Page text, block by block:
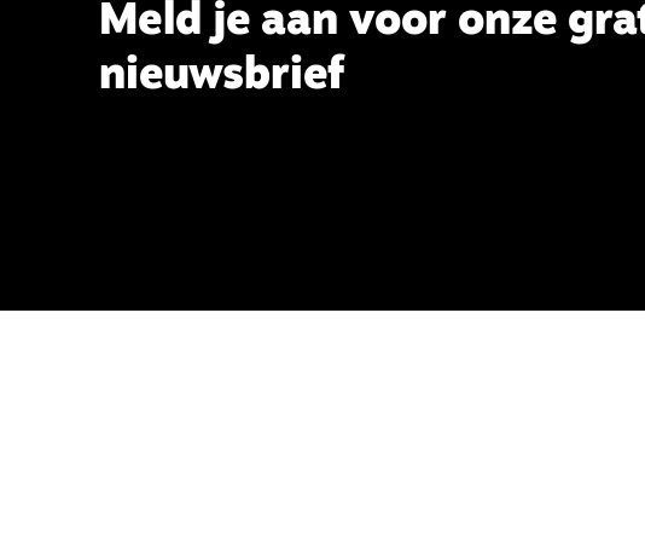
Meld je aan voor onze
nieuwsbrief